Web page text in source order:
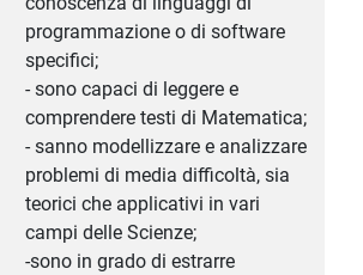
programmazione o di software
specifici;
- sono capaci di leggere e
comprendere testi di Matematica;
- sanno modellizzare e analizzare
problemi di media difficoltà, sia
teorici che applicativi in vari
campi delle Scienze;
-sono in grado di estrarre